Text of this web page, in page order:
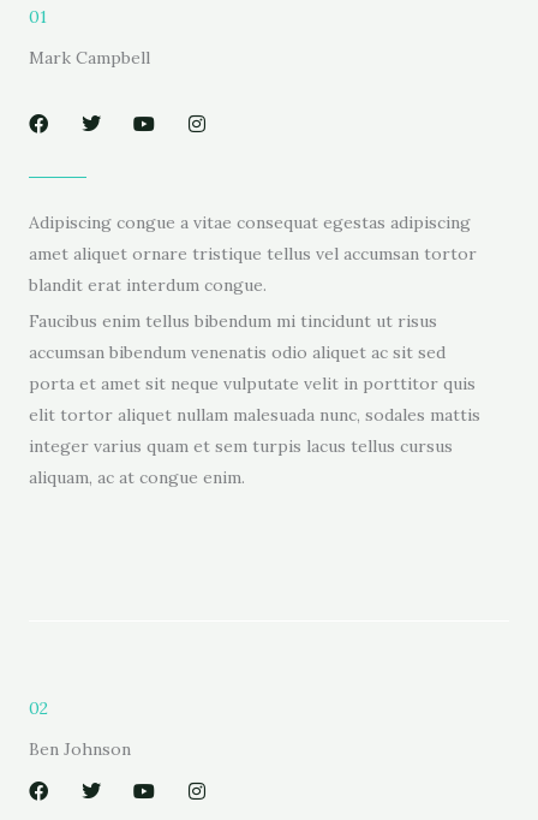
Adipiscing congue a vitae consequat egestas adipiscing
amet aliquet ornare tristique tellus vel accumsan tortor
blandit erat interdum congue.
Faucibus enim tellus bibendum mi tincidunt ut risus
accumsan bibendum venenatis odio aliquet ac sit sed
porta et amet sit neque vulputate velit in porttitor quis
elit tortor aliquet nullam malesuada nunc, sodales mattis
integer varius quam et sem turpis lacus tellus cursus
aliquam, ac at congue enim.
01
Mark Campbell
a
c
b
o
k
w
i
r
o
u
n
s
r
a
m
02
Ben Johnson
F
a
T
Y
I
n